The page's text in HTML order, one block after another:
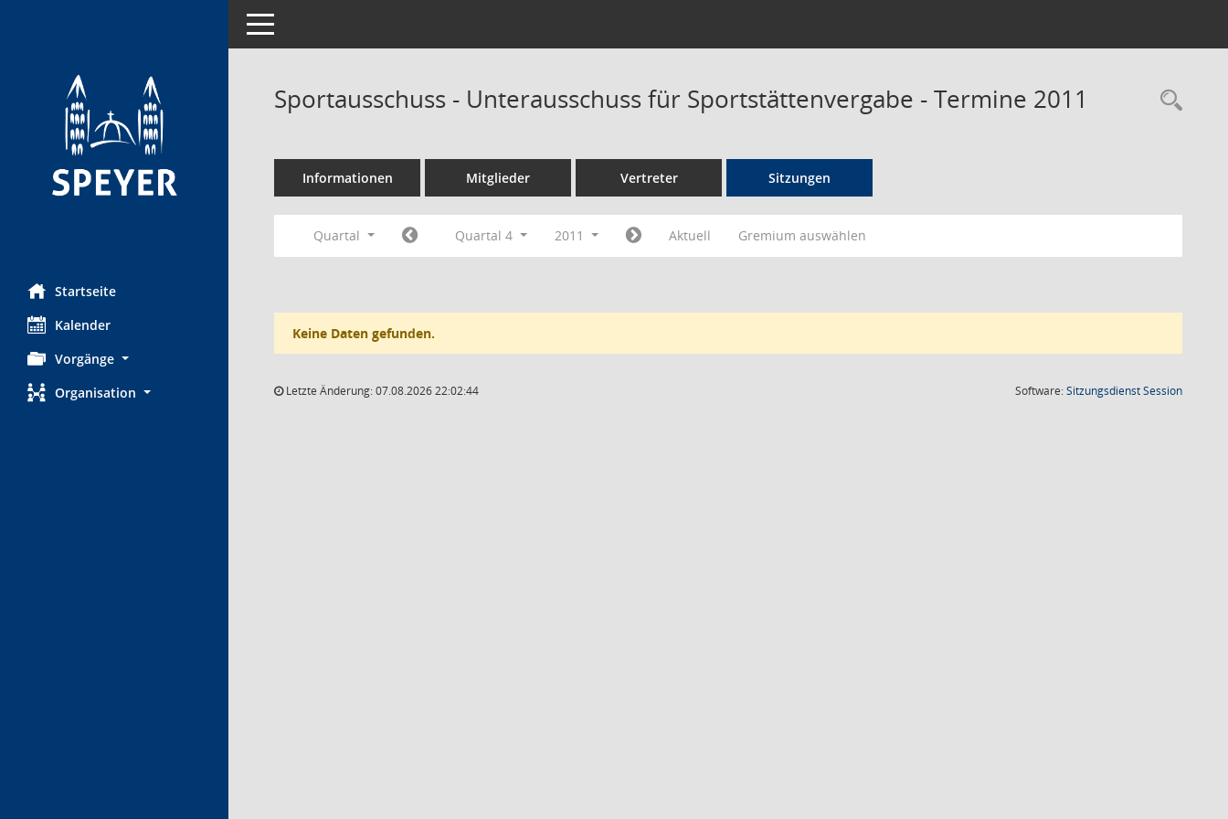
Startseite
Kalender
Vorgänge
Organisation
Toggle navigation
Sportausschuss - Unterausschuss für Sportstättenvergabe - Termine 2011
Informationen Mitglieder Vertreter Sitzungen
Quartal Quartal 4 2011 Aktuell Gremium auswählen
Keine Daten gefunden.
Letzte Änderung: 07.08.2026 22:02:44 Software:SitzungsdienstSession(Wird in